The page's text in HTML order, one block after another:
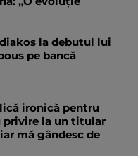
la debutul lui
pe bancă
ironică pentru
privire la un titular
mă gândesc de